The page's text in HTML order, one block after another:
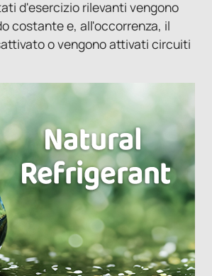
d'esercizio rilevanti vengono
costante e, all'occorrenza, il
o vengono attivati circuiti